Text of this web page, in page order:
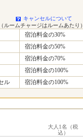
キャンセルについて
ルームチャージはルームあたり）
宿泊料金の30%
宿泊料金の50%
宿泊料金の70%
宿泊料金の100%
ル
宿泊料金の100%
大人1名（税
込）